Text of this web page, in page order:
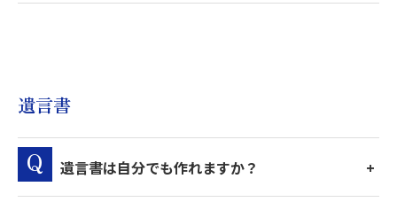
遺言書
遺言書は自分でも作れますか？